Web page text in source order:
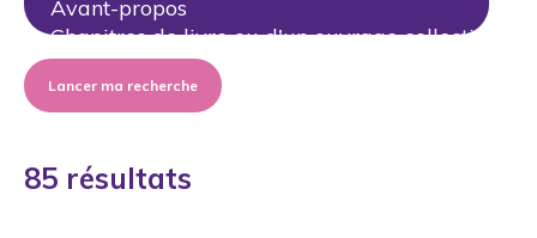
Lancer ma recherche
85 résultats